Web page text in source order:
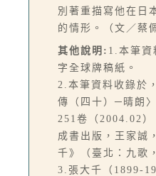
別著重描寫他在日
的情形。（文／蔡
其他說明: 1.本筆資
字全球牌稿紙。
2.本筆資料收錄於
傳（四十）─晴朗
251卷（2004.02
成書出版，王家誠
千》（臺北：九歌
3.張大千（1899-